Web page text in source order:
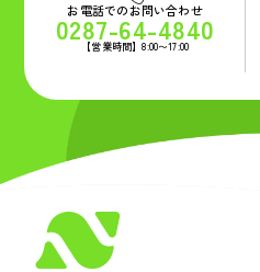
お電話でのお問い合わせ
0287-64-4840
【営業時間】8:00〜17:00